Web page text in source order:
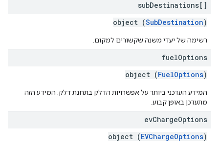
subDestinations[]
object (SubDestination)
רשימה של יעדי משנה שקשורים למקום.
fuelOptions
object (FuelOptions)
המידע העדכני ביותר על אפשרויות הדלק בתחנת דלק. המידע הזה
מתעדכן באופן קבוע.
evChargeOptions
object (EVChargeOptions)